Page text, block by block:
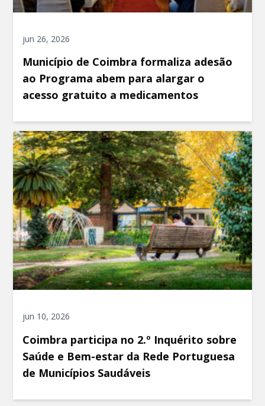
jun 26, 2026
Município de Coimbra formaliza adesão
ao Programa abem para alargar o
acesso gratuito a medicamentos
jun 10, 2026
Coimbra participa no 2.º Inquérito sobre
Saúde e Bem-estar da Rede Portuguesa
de Municípios Saudáveis